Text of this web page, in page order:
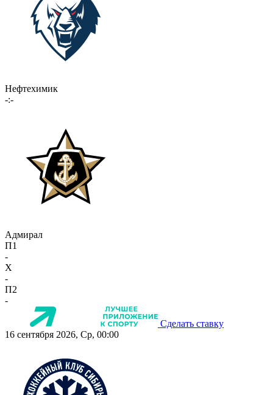
Нефтехимик
-:-
Адмирал
П1
-
X
-
П2
-
Сделать ставку
16 сентября 2026, Ср, 00:00